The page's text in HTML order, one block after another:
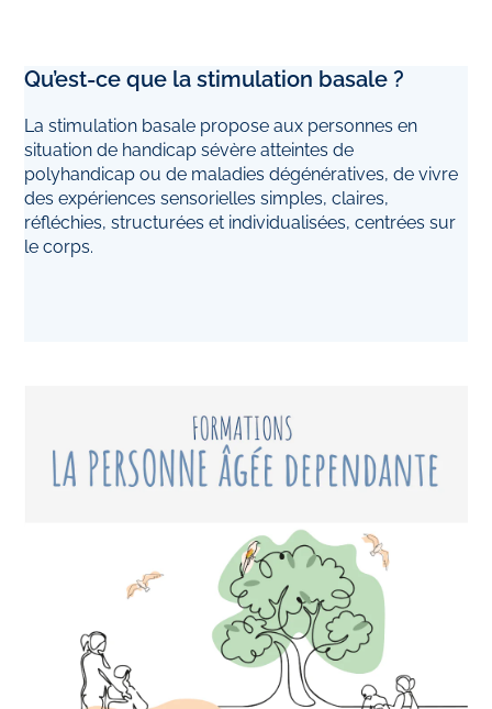
Qu’est-ce que la stimulation basale ?
La stimulation basale propose aux personnes en
situation de handicap sévère atteintes de
polyhandicap ou de maladies dégénératives, de vivre
des expériences sensorielles simples, claires,
réfléchies, structurées et individualisées, centrées sur
le corps.